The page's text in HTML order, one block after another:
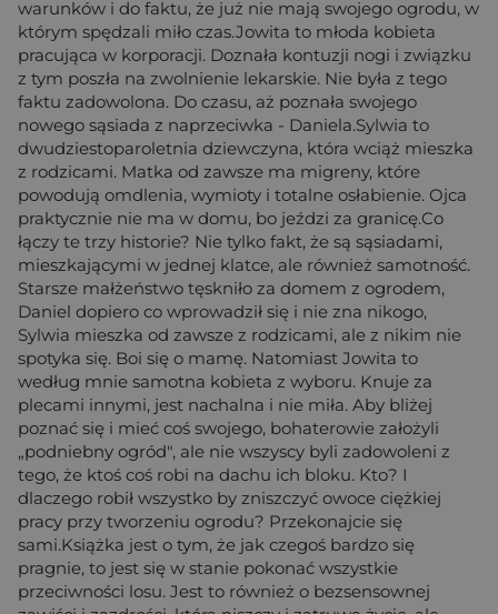
warunków i do faktu, że już nie mają swojego ogrodu, w
którym spędzali miło czas.Jowita to młoda kobieta
pracująca w korporacji. Doznała kontuzji nogi i związku
z tym poszła na zwolnienie lekarskie. Nie była z tego
faktu zadowolona. Do czasu, aż poznała swojego
nowego sąsiada z naprzeciwka - Daniela.Sylwia to
dwudziestoparoletnia dziewczyna, która wciąż mieszka
z rodzicami. Matka od zawsze ma migreny, które
powodują omdlenia, wymioty i totalne osłabienie. Ojca
praktycznie nie ma w domu, bo jeździ za granicę.Co
łączy te trzy historie? Nie tylko fakt, że są sąsiadami,
mieszkającymi w jednej klatce, ale również samotność.
Starsze małżeństwo tęskniło za domem z ogrodem,
Daniel dopiero co wprowadził się i nie zna nikogo,
Sylwia mieszka od zawsze z rodzicami, ale z nikim nie
spotyka się. Boi się o mamę. Natomiast Jowita to
według mnie samotna kobieta z wyboru. Knuje za
plecami innymi, jest nachalna i nie miła. Aby bliżej
poznać się i mieć coś swojego, bohaterowie założyli
„podniebny ogród", ale nie wszyscy byli zadowoleni z
tego, że ktoś coś robi na dachu ich bloku. Kto? I
dlaczego robił wszystko by zniszczyć owoce ciężkiej
pracy przy tworzeniu ogrodu? Przekonajcie się
sami.Książka jest o tym, że jak czegoś bardzo się
pragnie, to jest się w stanie pokonać wszystkie
przeciwności losu. Jest to również o bezsensownej